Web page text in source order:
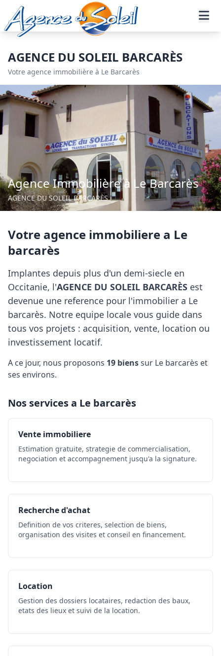
Aller au contenu principal
Accueil Agence Barcares
AGENCE DU SOLEIL BARCARÈS
Votre agence immobilière à Le Barcarès
Agence Immobilière à Le Barcarès
AGENCE DU SOLEIL BARCARÈS
Votre agence immobiliere a Le
barcarès
Implantes depuis plus d'un demi-siecle en
Occitanie, l'AGENCE DU SOLEIL BARCARÈS est
devenue une reference pour l'immobilier a Le
barcarès. Notre equipe locale vous guide dans
tous vos projets : acquisition, vente, location ou
investissement locatif.
A ce jour, nous proposons 19 bienssur Le barcarès et
ses environs.
Nos services a Le barcarès
Vente immobiliere
Estimation gratuite, strategie de commercialisation,
negociation et accompagnement jusqu'a la signature.
Recherche d'achat
Definition de vos criteres, selection de biens,
organisation des visites et conseil en financement.
Location
Gestion des dossiers locataires, redaction des baux,
etats des lieux et suivi de la location.